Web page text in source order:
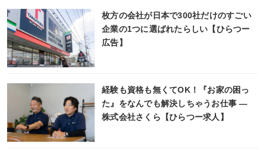
枚方の会社が日本で300社だけのすごい
企業の1つに選ばれたらしい【ひらつー
広告】
経験も資格も無くてOK！『お家の困っ
た』をなんでも解決しちゃうお仕事 ―
株式会社さくら【ひらつー求人】